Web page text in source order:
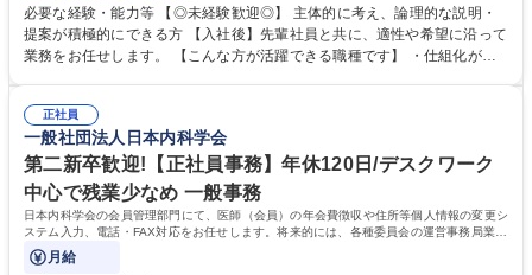
や成長に貢献している部署です。 会社の全メンバーが安心して長く成果を
発揮できる環境を整えるために、毎日のメンテナンスや維持管理に加え、
新たな施策検討を積極的に行っていただき、会社全体を巻き込み課題解決
幅広い業務の体得が可能で、多様なキャリアパスを描くことも可能です。
募集職種 【総務】未経験歓迎◎/リモート可/世界で唯一の事業/福利厚生◎/
再雇用有
必要な経験・能力等 【◎未経験歓迎◎】 主体的に考え、論理的な説明・
提案が積極的にできる方 【入社後】先輩社員と共に、適性や希望に沿って
業務をお任せします。 【こんな方が活躍できる職種です】 ・仕組化が好
対処できる・新しいことに興味関心がある 【魅力】■自己啓発支援：資格
取得や通信教育など費用の80%（年間25万円まで）を補助 ■住宅手当：家
賃の50%（月額7万円まで）を補助 学歴・資格 学歴：大学院 大学 語学
力： 資格：
正社員
一般社団法人日本内科学会
第二新卒歓迎!【正社員事務】年休120日/デスクワーク
中心で残業少なめ 一般事務
日本内科学会の会員管理部門にて、医師（会員）の年会費徴収や住所等個人情報の変更シ
ステム入力、電話・FAX対応をお任せします。将来的には、各種委員会の運営事務局業務
などにも幅広く携わっていただきます。
月給